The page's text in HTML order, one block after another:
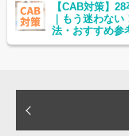
【CAB対策】
｜もう迷わない
法・おすすめ参
出題形式まで完